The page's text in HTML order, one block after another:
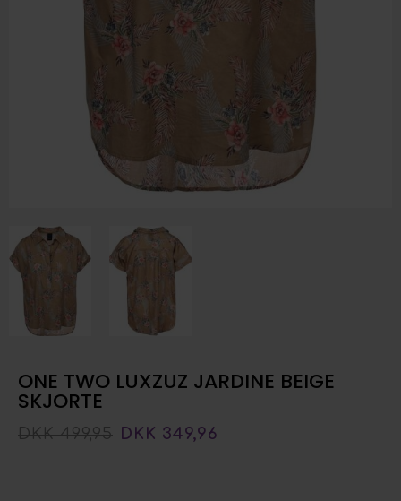
ONE TWO LUXZUZ JARDINE BEIGE
SKJORTE
DKK 499,95 DKK 349,96